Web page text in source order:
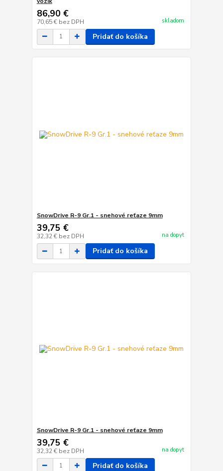
86,90 €
70,65 € bez DPH skladom
Pridať do košíka
SnowDrive R-9 Gr.1 - snehové reťaze 9mm
39,75 €
32,32 € bez DPH na dopyt
Pridať do košíka
SnowDrive R-9 Gr.1 - snehové reťaze 9mm
39,75 €
32,32 € bez DPH na dopyt
Pridať do košíka